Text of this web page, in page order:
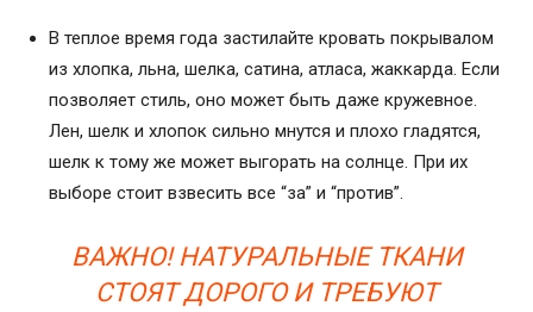
В теплое время года застилайте кровать покрывалом
из хлопка, льна, шелка, сатина, атласа, жаккарда. Если
позволяет стиль, оно может быть даже кружевное.
Лен, шелк и хлопок сильно мнутся и плохо гладятся,
шелк к тому же может выгорать на солнце. При их
выборе стоит взвесить все “за” и “против”.
ВАЖНО! НАТУРАЛЬНЫЕ ТКАНИ
СТОЯТ ДОРОГО И ТРЕБУЮТ